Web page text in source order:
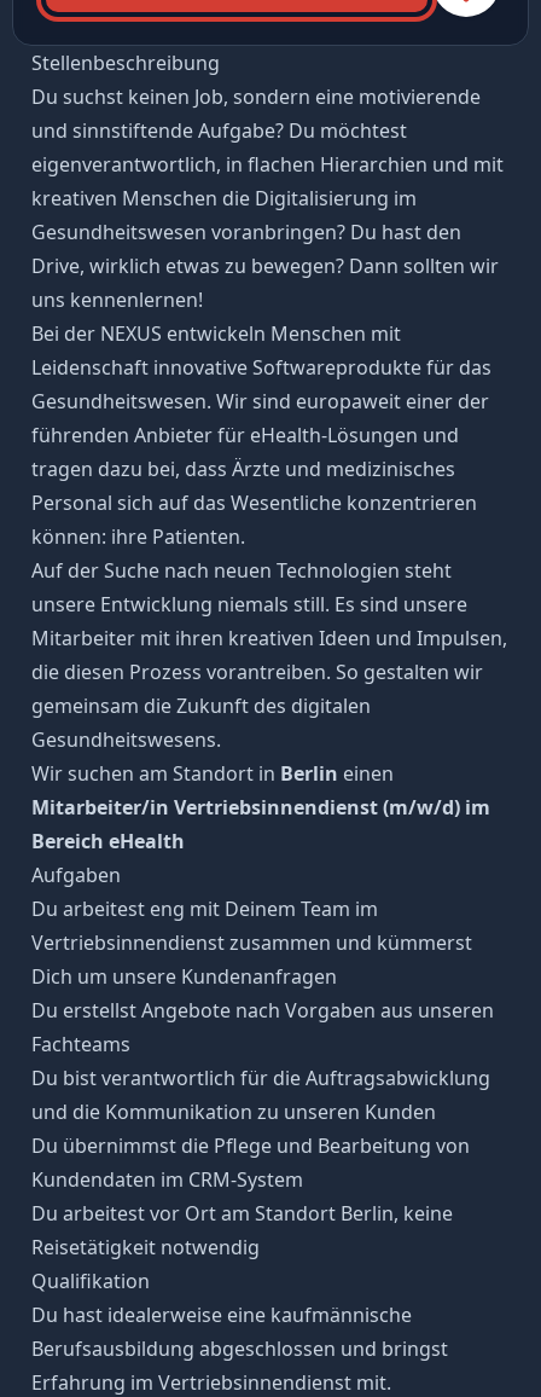
Stellenbeschreibung
Du suchst keinen Job, sondern eine motivierende
und sinnstiftende Aufgabe? Du möchtest
eigenverantwortlich, in flachen Hierarchien und mit
kreativen Menschen die Digitalisierung im
Gesundheitswesen voranbringen? Du hast den
Drive, wirklich etwas zu bewegen? Dann sollten wir
uns kennenlernen!
Bei der NEXUS entwickeln Menschen mit
Leidenschaft innovative Softwareprodukte für das
Gesundheitswesen. Wir sind europaweit einer der
führenden Anbieter für eHealth-Lösungen und
tragen dazu bei, dass Ärzte und medizinisches
Personal sich auf das Wesentliche konzentrieren
können: ihre Patienten.
Auf der Suche nach neuen Technologien steht
unsere Entwicklung niemals still. Es sind unsere
Mitarbeiter mit ihren kreativen Ideen und Impulsen,
die diesen Prozess vorantreiben. So gestalten wir
gemeinsam die Zukunft des digitalen
Gesundheitswesens.
Wir suchen am Standort in Berlin einen
Mitarbeiter/in Vertriebsinnendienst (m/w/d) im
Bereich eHealth
Aufgaben
Du arbeitest eng mit Deinem Team im
Vertriebsinnendienst zusammen und kümmerst
Dich um unsere Kundenanfragen
Du erstellst Angebote nach Vorgaben aus unseren
Fachteams
Du bist verantwortlich für die Auftragsabwicklung
und die Kommunikation zu unseren Kunden
Du übernimmst die Pflege und Bearbeitung von
Kundendaten im CRM-System
Du arbeitest vor Ort am Standort Berlin, keine
Reisetätigkeit notwendig
Qualifikation
Du hast idealerweise eine kaufmännische
Berufsausbildung abgeschlossen und bringst
Erfahrung im Vertriebsinnendienst mit.